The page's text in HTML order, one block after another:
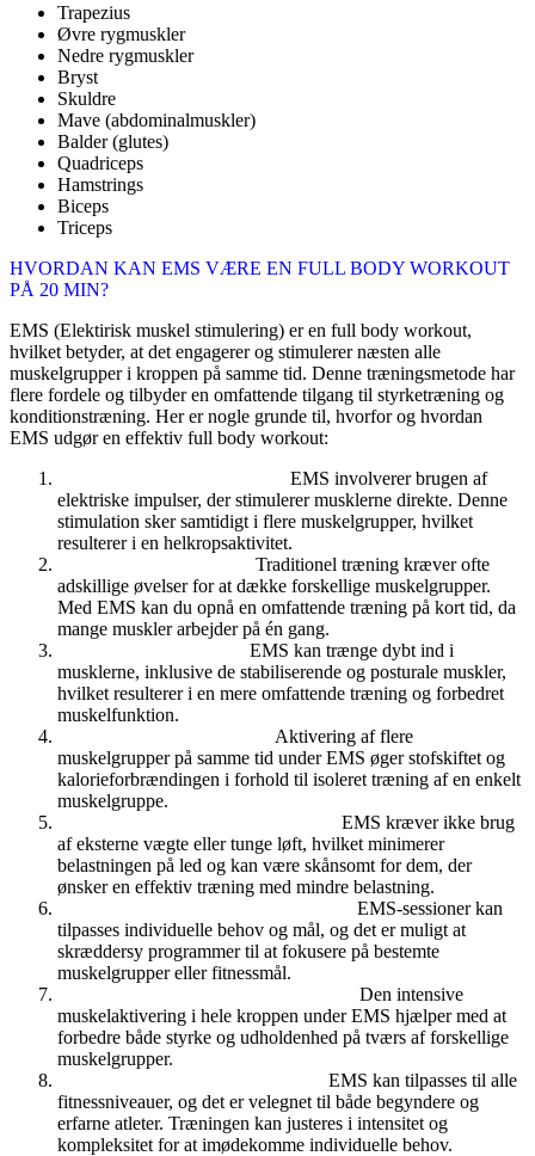
Trapezius
Øvre rygmuskler
Nedre rygmuskler
Bryst
Skuldre
Mave (abdominalmuskler)
Balder (glutes)
Quadriceps
Hamstrings
Biceps
Triceps
HVORDAN KAN EMS VÆRE EN FULL BODY WORKOUT
PÅ 20 MIN?
EMS (Elektirisk muskel stimulering) er en full body workout,
hvilket betyder, at det engagerer og stimulerer næsten alle
muskelgrupper i kroppen på samme tid. Denne træningsmetode har
flere fordele og tilbyder en omfattende tilgang til styrketræning og
konditionstræning. Her er nogle grunde til, hvorfor og hvordan
EMS udgør en effektiv full body workout:
EMS involverer brugen af
elektriske impulser, der stimulerer musklerne direkte. Denne
stimulation sker samtidigt i flere muskelgrupper, hvilket
resulterer i en helkropsaktivitet.
Traditionel træning kræver ofte
adskillige øvelser for at dække forskellige muskelgrupper.
Med EMS kan du opnå en omfattende træning på kort tid, da
mange muskler arbejder på én gang.
EMS kan trænge dybt ind i
musklerne, inklusive de stabiliserende og posturale muskler,
hvilket resulterer i en mere omfattende træning og forbedret
muskelfunktion.
Aktivering af flere
muskelgrupper på samme tid under EMS øger stofskiftet og
kalorieforbrændingen i forhold til isoleret træning af en enkelt
muskelgruppe.
EMS kræver ikke brug
af eksterne vægte eller tunge løft, hvilket minimerer
belastningen på led og kan være skånsomt for dem, der
ønsker en effektiv træning med mindre belastning.
EMS-sessioner kan
tilpasses individuelle behov og mål, og det er muligt at
skræddersy programmer til at fokusere på bestemte
muskelgrupper eller fitnessmål.
Den intensive
muskelaktivering i hele kroppen under EMS hjælper med at
forbedre både styrke og udholdenhed på tværs af forskellige
muskelgrupper.
EMS kan tilpasses til alle
fitnessniveauer, og det er velegnet til både begyndere og
erfarne atleter. Træningen kan justeres i intensitet og
kompleksitet for at imødekomme individuelle behov.